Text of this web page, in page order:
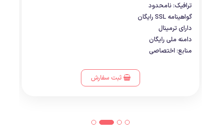
ترافیک: نامحدود
گواهینامه SSL رایگان
دارای ترمینال
دامنه ملی رایگان
منابع: اختصاصی
ثبت سفارش